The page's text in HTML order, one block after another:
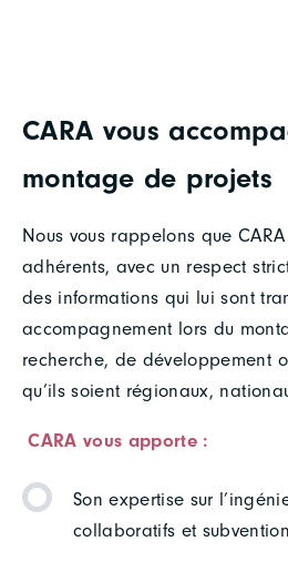
CARA vous
montage de projets
Nous vous rappelons que
adhérents, avec un respect
des informations qui lui sont
accompagnement lors du
recherche, de développement
qu’ils soient régionaux,
CARA vous apporte :
Son expertise sur
collaboratifs et